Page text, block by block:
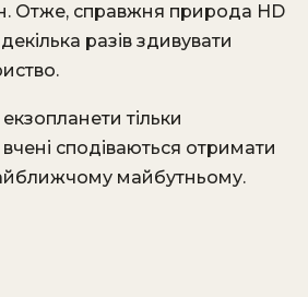
Отже, справжня природа HD
разів здивувати
тільки
сподіваються отримати
майбутньому.